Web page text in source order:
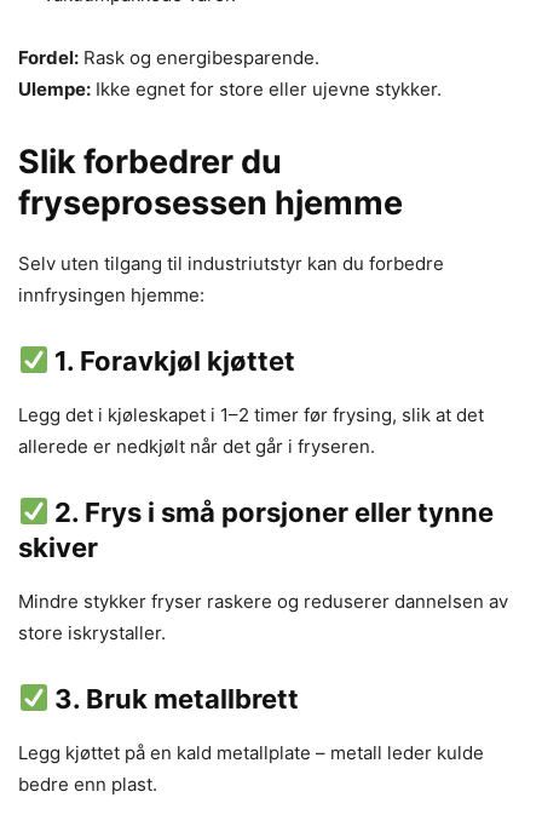
Fordel: Rask og energibesparende.
Ulempe: Ikke egnet for store eller ujevne stykker.
Slik forbedrer du
fryseprosessen hjemme
Selv uten tilgang til industriutstyr kan du forbedre
innfrysingen hjemme:
1. Foravkjøl kjøttet
Legg det i kjøleskapet i 1–2 timer før frysing, slik at det
allerede er nedkjølt når det går i fryseren.
2. Frys i små porsjoner eller tynne
skiver
Mindre stykker fryser raskere og reduserer dannelsen av
store iskrystaller.
3. Bruk metallbrett
Legg kjøttet på en kald metallplate – metall leder kulde
bedre enn plast.